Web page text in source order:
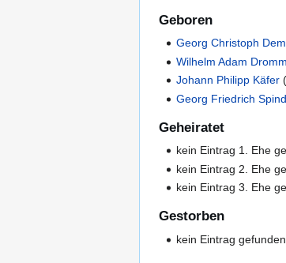
Geboren
Georg Christoph
Wilhelm Adam
Johann Philipp Käfer (
Georg Friedrich
Geheiratet
kein Eintrag 1. Ehe
kein Eintrag 2. Ehe
kein Eintrag 3. Ehe
Gestorben
kein Eintrag gefunden